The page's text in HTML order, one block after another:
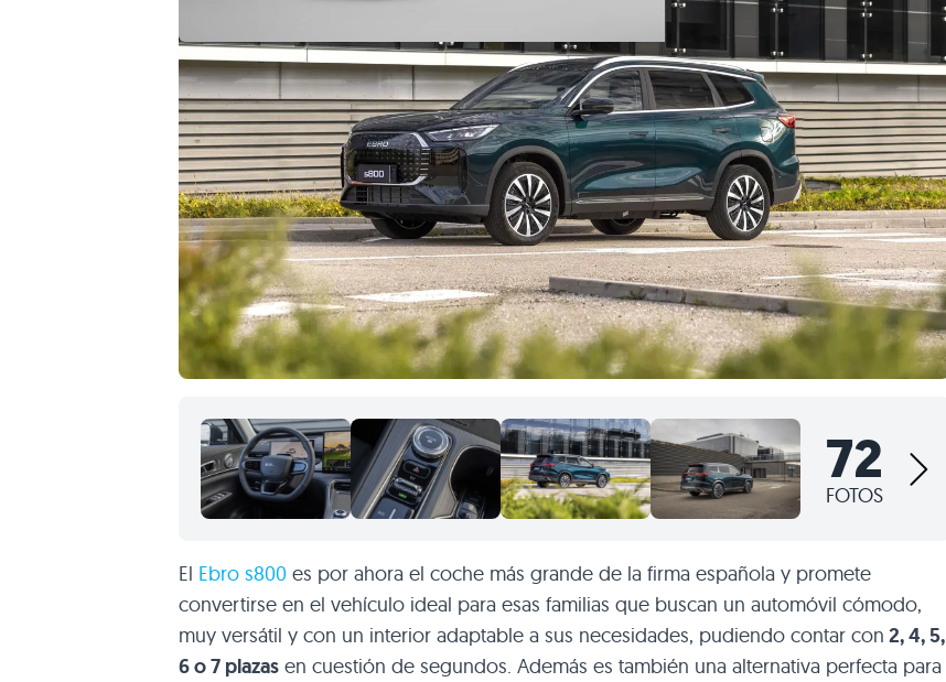
72
FOTOS
El Ebro s800 es por ahora el coche más grande de la firma española y promete
convertirse en el vehículo ideal para esas familias que buscan un automóvil cómodo,
muy versátil y con un interior adaptable a sus necesidades, pudiendo contar con 2, 4, 5,
6 o 7 plazas en cuestión de segundos. Además es también una alternativa perfecta para